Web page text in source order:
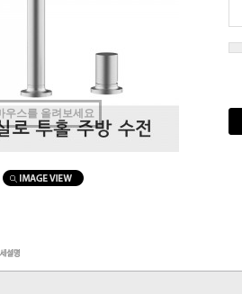
우스를 올려보세요